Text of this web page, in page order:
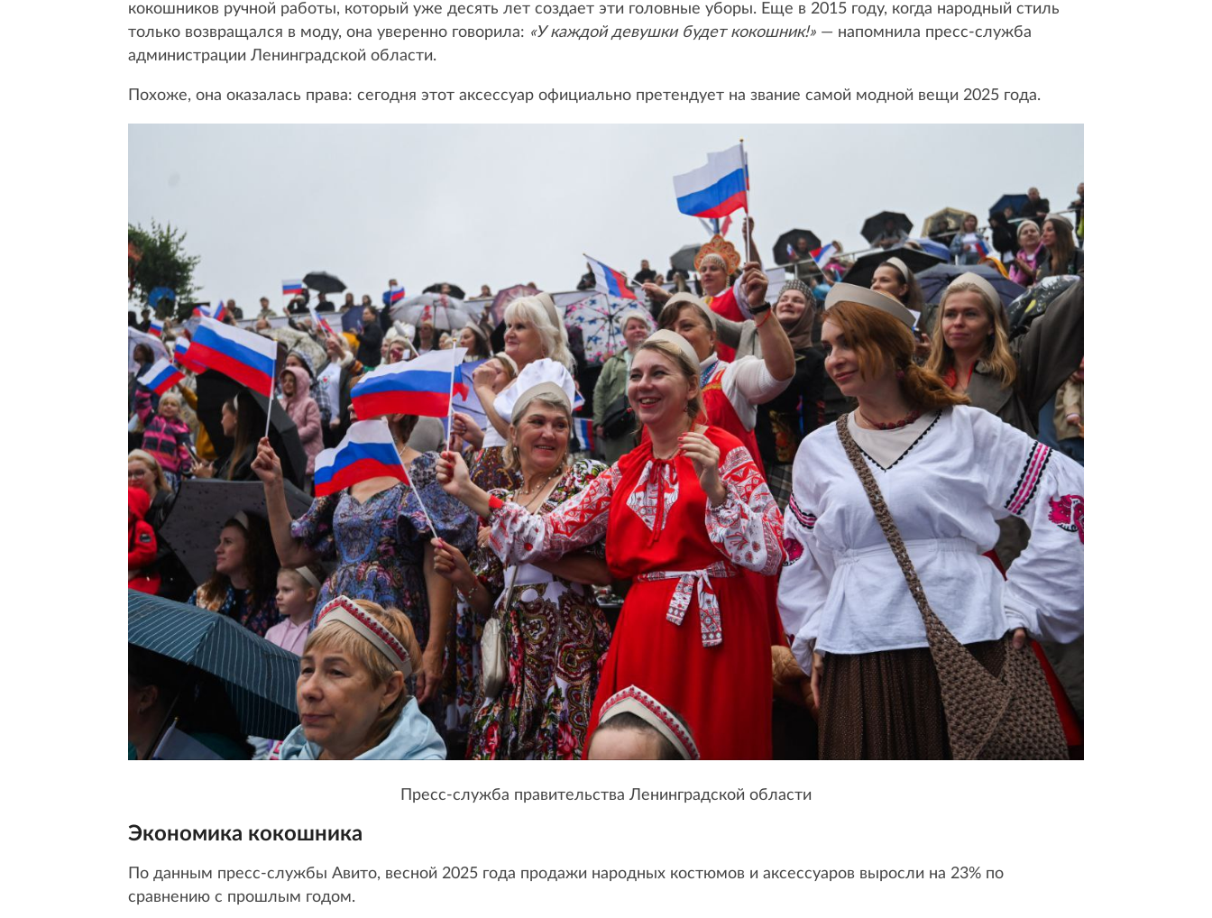
кокошников ручной работы, который уже десять лет создает эти головные уборы. Еще в 2015 году, когда народный стиль
только возвращался в моду, она уверенно говорила: «У каждой девушки будет кокошник!» — напомнила пресс-служба
администрации Ленинградской области.
Похоже, она оказалась права: сегодня этот аксессуар официально претендует на звание самой модной вещи 2025 года.
Пресс-служба правительства Ленинградской области
Экономика кокошника
По данным пресс-службы Авито, весной 2025 года продажи народных костюмов и аксессуаров выросли на 23% по
сравнению с прошлым годом.